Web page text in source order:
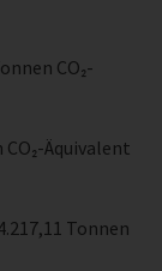
CO₂-
Äquivalent
Tonnen